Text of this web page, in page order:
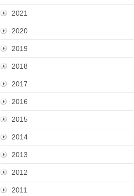
2021
2020
2019
2018
2017
2016
2015
2014
2013
2012
2011